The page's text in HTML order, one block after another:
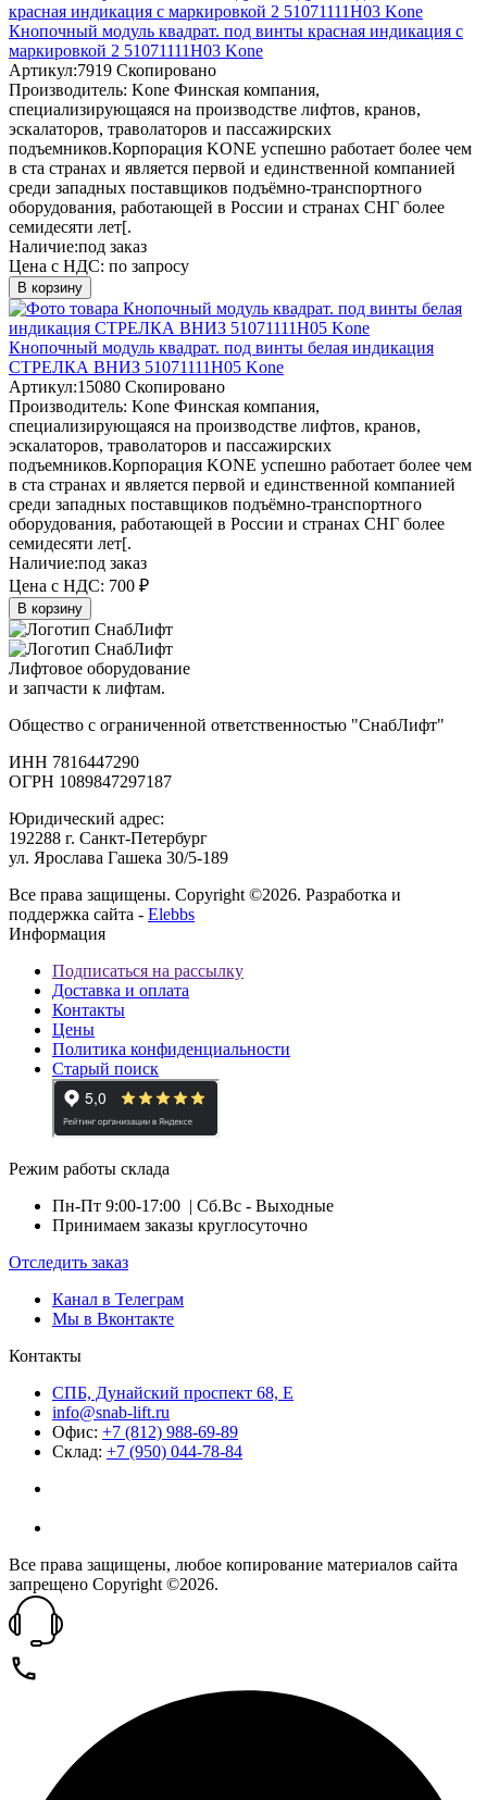
Кнопочный модуль квадрат. под винты красная индикация с
маркировкой 2 51071111H03 Kone
Артикул:7919 Скопировано
Производитель: Kone Финская компания,
специализирующаяся на производстве лифтов, кранов,
эскалаторов, траволаторов и пассажирских
подъемников.Корпорация KONE успешно работает более чем
в ста странах и является первой и единственной компанией
среди западных поставщиков подъёмно-транспортного
оборудования, работающей в России и странах СНГ более
семидесяти лет[.
Наличие:под заказ
Цена с НДС: по запросу
В корзину
Кнопочный модуль квадрат. под винты белая индикация
СТРЕЛКА ВНИЗ 51071111H05 Kone
Артикул:15080 Скопировано
Производитель: Kone Финская компания,
специализирующаяся на производстве лифтов, кранов,
эскалаторов, траволаторов и пассажирских
подъемников.Корпорация KONE успешно работает более чем
в ста странах и является первой и единственной компанией
среди западных поставщиков подъёмно-транспортного
оборудования, работающей в России и странах СНГ более
семидесяти лет[.
Наличие:под заказ
Цена с НДС: 700 ₽
В корзину
Лифтовое оборудование
и запчасти к лифтам.
Общество с ограниченной ответственностью "СнабЛифт"
ИНН 7816447290
ОГРН 1089847297187
Юридический адрес:
192288 г. Санкт-Петербург
ул. Ярослава Гашека 30/5-189
Все права защищены. Copyright ©2026. Разработка и
поддержка сайта - Elebbs
Информация
Подписаться на рассылку
Доставка и оплата
Контакты
Цены
Политика конфиденциальности
Старый поиск
Режим работы склада
Пн-Пт 9:00-17:00 | Сб.Вс - Выходные
Принимаем заказы круглосуточно
Отследить заказ
Канал в Телеграм
Мы в Вконтакте
Контакты
СПБ, Дунайский проспект 68, Е
info@snab-lift.ru
Офис: +7 (812) 988-69-89
Склад: +7 (950) 044-78-84
Все права защищены, любое копирование материалов сайта
запрещено Copyright ©2026.